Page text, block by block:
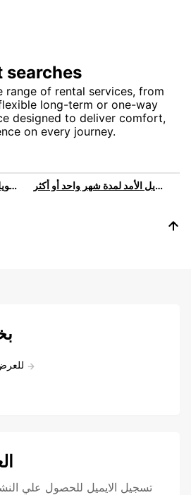
searches
range of rental services, from
long-term or one-way
designed to deliver comfort,
on every journey.
يوروبكار فليكس: اشتراكنا طويل الأمد لمدة 3 أشهر وما يزيد يوروبكار ديو فليكس: اشتراكنا الطويل الأمد لمدة شهر واحد أو أكثر
تسجيل الايميل للحصول علي